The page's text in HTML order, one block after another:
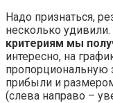
Надо признаться,
несколько удивили.
критериям мы
интересно, на
прибыли и
(слева направо –